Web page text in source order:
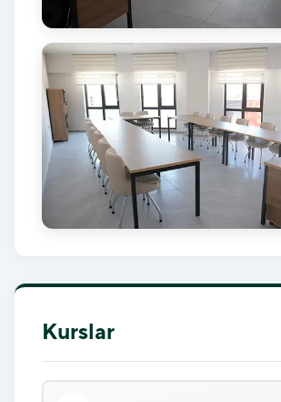
Kurslar